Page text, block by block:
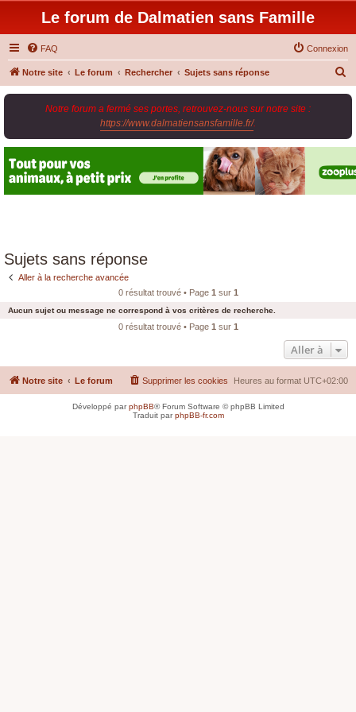
Le forum de Dalmatien sans Famille
FAQ Connexion
Notre site Le forum Rechercher Sujets sans réponse
e
r
Notre forum a fermé ses portes, retrouvez-nous sur notre site :
https://www.dalmatiensansfamille.fr/.
Sujets sans réponse
Aller à la recherche avancée
0 résultat trouvé • Page 1 sur 1
Aucun sujet ou message ne correspond à vos critères de recherche.
0 résultat trouvé • Page 1 sur 1
Aller à
Notre site Le forum Heures au format UTC+02:00
Supprimer les cookies
Développé parphpBB® Forum Software © phpBB Limited
Traduit parphpBB-fr.com